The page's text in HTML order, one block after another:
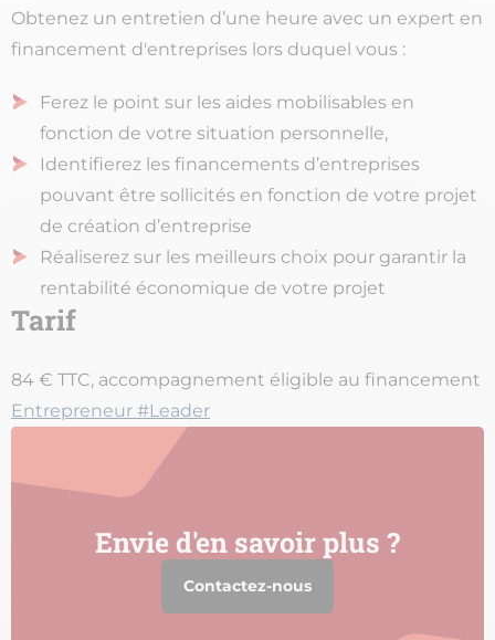
Obtenez un entretien d’une heure avec un expert en
financement d'entreprises lors duquel vous :​
Ferez le point sur les aides mobilisables en
fonction de votre situation personnelle,
Identifierez les financements d’entreprises
pouvant être sollicités en fonction de votre projet
de création d’entreprise
Réaliserez sur les meilleurs choix pour garantir la
rentabilité économique de votre projet
Tarif
84 € TTC, accompagnement éligible au financement
Entrepreneur #Leader
Envie d'en savoir plus ?
Contactez-nous